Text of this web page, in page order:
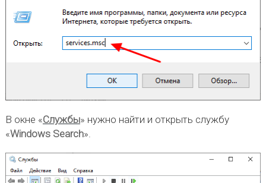
В окне «Службы» нужно найти и открыть службу
«Windows Search».